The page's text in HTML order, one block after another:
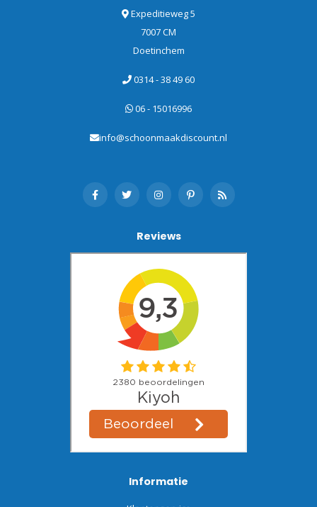
Expeditieweg 5
7007 CM
Doetinchem
0314 - 38 49 60
06 - 15016996
info@schoonmaakdiscount.nl
Reviews
Informatie